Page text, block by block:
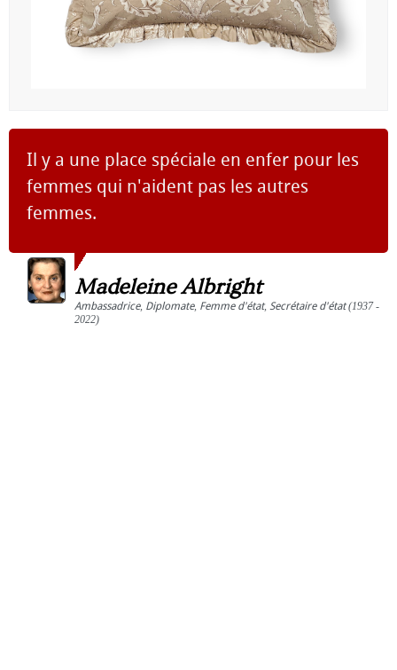
Il y a une place spéciale en enfer pour les
femmes qui n'aident pas les autres
femmes.
Madeleine Albright
Ambassadrice, Diplomate, Femme d'état, Secrétaire d'état(1937 -
2022)